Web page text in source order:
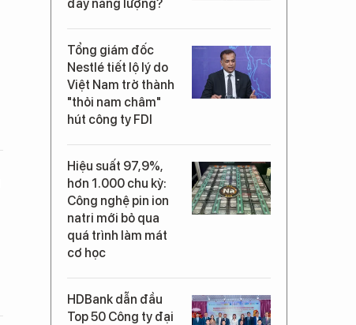
đầy năng lượng?
Tổng giám đốc
Nestlé tiết lộ lý do
Việt Nam trở thành
"thỏi nam châm"
hút công ty FDI
Hiệu suất 97,9%,
hơn 1.000 chu kỳ:
Công nghệ pin ion
natri mới bỏ qua
quá trình làm mát
cơ học
HDBank dẫn đầu
Top 50 Công ty đại